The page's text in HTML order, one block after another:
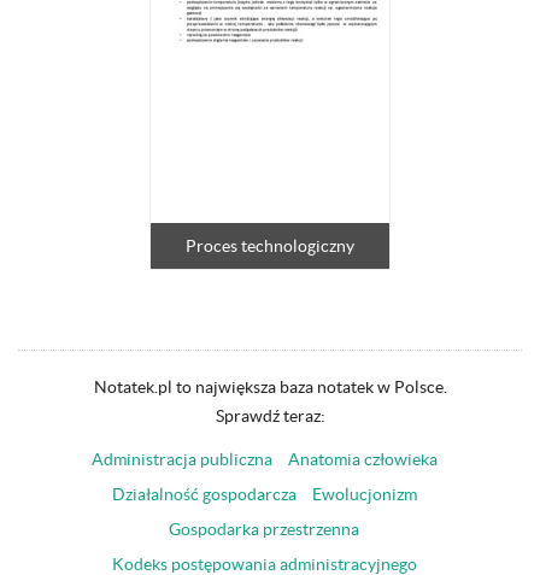
Proces technologiczny
Notatek.pl to największa baza notatek w Polsce.
Sprawdź teraz:
Administracja publiczna
Anatomia człowieka
Działalność gospodarcza
Ewolucjonizm
Gospodarka przestrzenna
Kodeks postępowania administracyjnego